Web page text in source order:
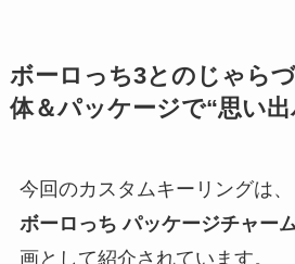
ボーロっち3とのじゃら
体＆パッケージで“思い
今回のカスタムキーリングは、
ボーロっち パッケージチャーム
画として紹介されています。